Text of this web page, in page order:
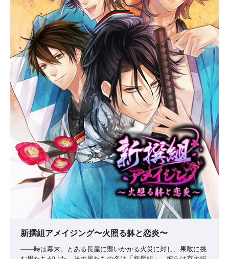
新撰組アメイジング〜火照る躰と恋炎〜
――時は幕末。とある長屋に襲いかかる火災に対し、果敢に挑